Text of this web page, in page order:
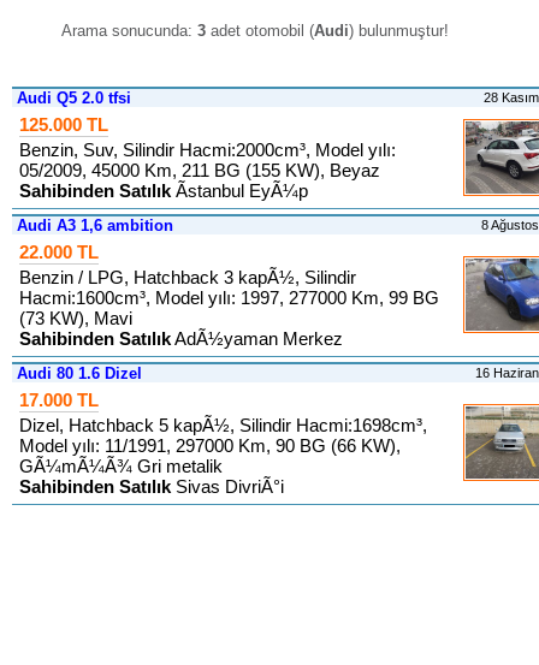
Arama sonucunda: 3 adet otomobil (Audi) bulunmuştur!
Audi Q5 2.0 tfsi 28
125.000 TL
Benzin, Suv, Silindir Hacmi:2000cm³, Model yılı:
05/2009, 45000 Km, 211 BG (155 KW), Beyaz
Sahibinden Satılık Ãstanbul EyÃ¼p
Audi A3 1,6 ambition 8
22.000 TL
Benzin / LPG, Hatchback 3 kapÃ½, Silindir
Hacmi:1600cm³, Model yılı: 1997, 277000 Km, 99 BG
(73 KW), Mavi
Sahibinden SatılıkAdÃ½yaman Merkez
Audi 80 1.6 Dizel 16
17.000 TL
Dizel, Hatchback 5 kapÃ½, Silindir Hacmi:1698cm³,
Model yılı: 11/1991, 297000 Km, 90 BG (66 KW),
GÃ¼mÃ¼Ã¾ Gri metalik
Sahibinden Satılık Sivas DivriÃ°i